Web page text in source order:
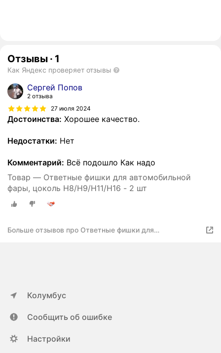
Отзывы · 1
Как Яндекс проверяет отзывы
Сергей Попов
2 отзыва
27 июля 2024
Достоинства: Хорошее качество.
Недостатки: Нет
Комментарий: Всё подошло Как надо
Товар — Ответные фишки для автомобильной
фары, цоколь H8/H9/H11/H16 - 2 шт
Больше отзывов про Ответные фишки для
Колумбус
Сообщить об ошибке
Настройки